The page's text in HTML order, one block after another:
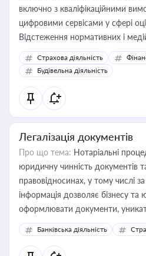
включно з кваліфікаційними
цифровими сервісами у сфері
Відстеження нормативних і
корисне для власника бізнесу,
бухгалтера під час
державного майна,
статусу суб'єктів оціночної
Страхова діяльність
Будівельна діяльність
Легалізація документів
Про що тема: Нотаріальні
юридичну чинність документів
правовідносинах, у тому числі
інформація дозволяє бізнесу
оформлювати документи, уникати
забезпечувати їх належне
контрагентами
Банківська діяльність